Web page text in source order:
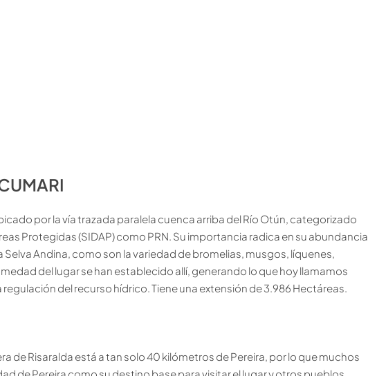
por la vía trazada paralela cuenca arriba del Río Otún, categorizado
Protegidas (SIDAP) como PRN. Su importancia radica en su abundancia
Selva Andina, como son la variedad de bromelias, musgos, líquenes,
del lugar se han establecido allí, generando lo que hoy llamamos
del recurso hídrico. Tiene una extensión de 3.986 Hectáreas.
de Risaralda está a tan solo 40 kilómetros de Pereira, por lo que muchos